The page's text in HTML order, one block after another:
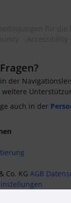
in der
weitere
auch in der
Co. KG AGB